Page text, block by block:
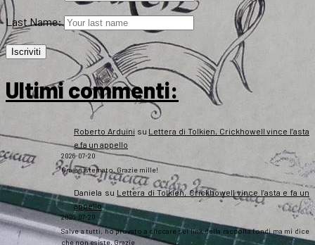
Last Name:
Ultimi commenti:
Roberto Arduini su Lettera di Tolkien, Crickhowell vince l’asta
e fa un appello
2026-07-20
Ora è sistemato. Grazie mille!
Daniela su Lettera di Tolkien, Crickhowell vince l’asta e fa un
appello
2026-07-20
Salve a tutti, ho provato a cliccare sul link della raccolta fondi ma mi dice
che non esiste. Grazie